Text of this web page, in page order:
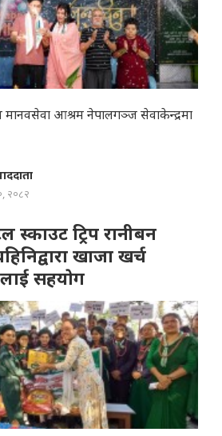
मानवसेवा आश्रम नेपालगञ्ज सेवाकेन्द्रमा
२०८२
ट्रिप रानीबन
खाजा खर्च
सहयाेग